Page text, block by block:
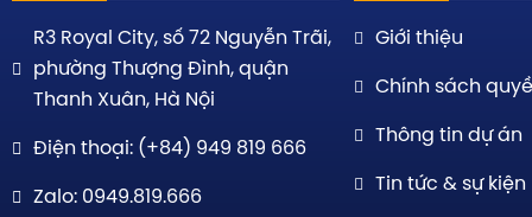
R3 Royal City, số 72 Nguyễn Trãi,
phường Thượng Đình, quận
Thanh Xuân, Hà Nội
Điện thoại: (+84) 949 819 666
Zalo: 0949.819.666
Giới thiệu
Chính sách
Thông tin dự án
Tin tức & sự kiện